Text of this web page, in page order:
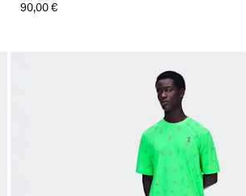
90,00 €